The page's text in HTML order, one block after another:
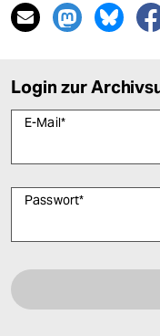
Login zur
E-Mail*
Passwort*